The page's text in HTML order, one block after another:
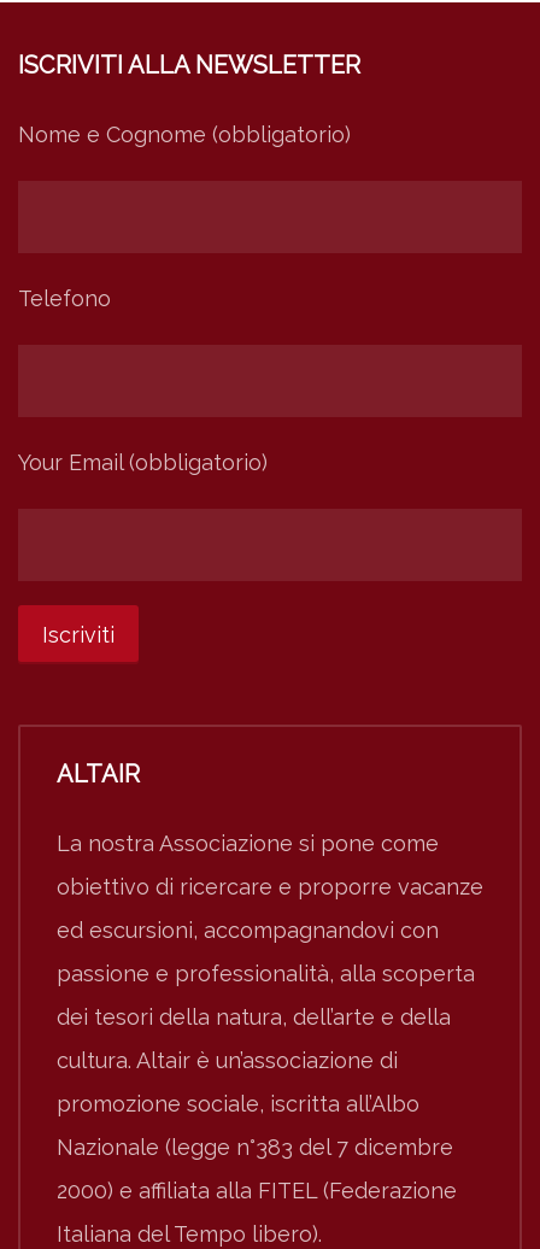
ISCRIVITI ALLA NEWSLETTER
Nome e Cognome (obbligatorio)
Telefono
Your Email (obbligatorio)
ALTAIR
La nostra Associazione si pone come
obiettivo di ricercare e proporre vacanze
ed escursioni, accompagnandovi con
passione e professionalità, alla scoperta
dei tesori della natura, dell’arte e della
cultura. Altair è un’associazione di
promozione sociale, iscritta all’Albo
Nazionale (legge n°383 del 7 dicembre
2000) e affiliata alla FITEL (Federazione
Italiana del Tempo libero).